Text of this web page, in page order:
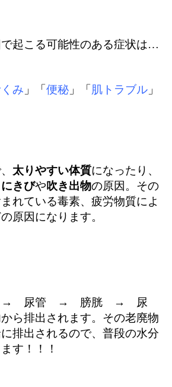
起こる可能性のある症状は…
み 」「便秘 」「肌トラブル 」
太りやすい体質になったり、
にきびや吹き出物の原因。その
れている毒素、疲労物質によ
原因になります。
→ 尿管 → 膀胱 → 尿
ら排出されます。その老廃物
排出されるので、普段の水分
す！！！